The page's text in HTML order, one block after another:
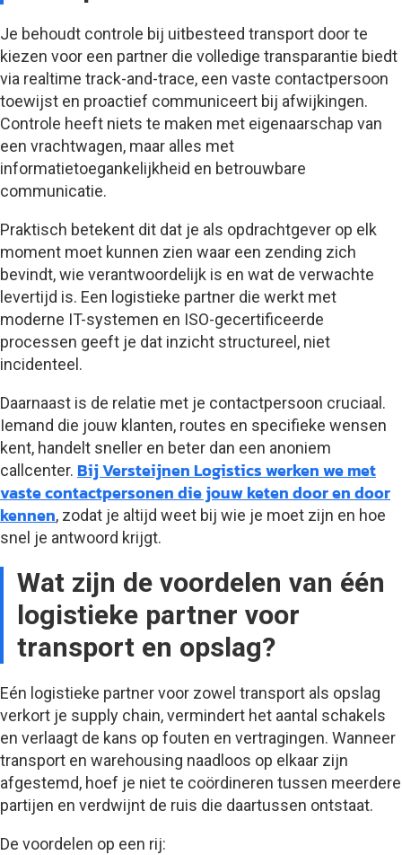
Je behoudt controle bij uitbesteed transport door te
kiezen voor een partner die volledige transparantie biedt
via realtime track-and-trace, een vaste contactpersoon
toewijst en proactief communiceert bij afwijkingen.
Controle heeft niets te maken met eigenaarschap van
een vrachtwagen, maar alles met
informatietoegankelijkheid en betrouwbare
communicatie.
Praktisch betekent dit dat je als opdrachtgever op elk
moment moet kunnen zien waar een zending zich
bevindt, wie verantwoordelijk is en wat de verwachte
levertijd is. Een logistieke partner die werkt met
moderne IT-systemen en ISO-gecertificeerde
processen geeft je dat inzicht structureel, niet
incidenteel.
Daarnaast is de relatie met je contactpersoon cruciaal.
Iemand die jouw klanten, routes en specifieke wensen
kent, handelt sneller en beter dan een anoniem
callcenter. Bij Versteijnen Logistics werken we met
vaste contactpersonen die jouw keten door en door
kennen, zodat je altijd weet bij wie je moet zijn en hoe
snel je antwoord krijgt.
Wat zijn de voordelen van één
logistieke partner voor
transport en opslag?
Eén logistieke partner voor zowel transport als opslag
verkort je supply chain, vermindert het aantal schakels
en verlaagt de kans op fouten en vertragingen. Wanneer
transport en warehousing naadloos op elkaar zijn
afgestemd, hoef je niet te coördineren tussen meerdere
partijen en verdwijnt de ruis die daartussen ontstaat.
De voordelen op een rij: